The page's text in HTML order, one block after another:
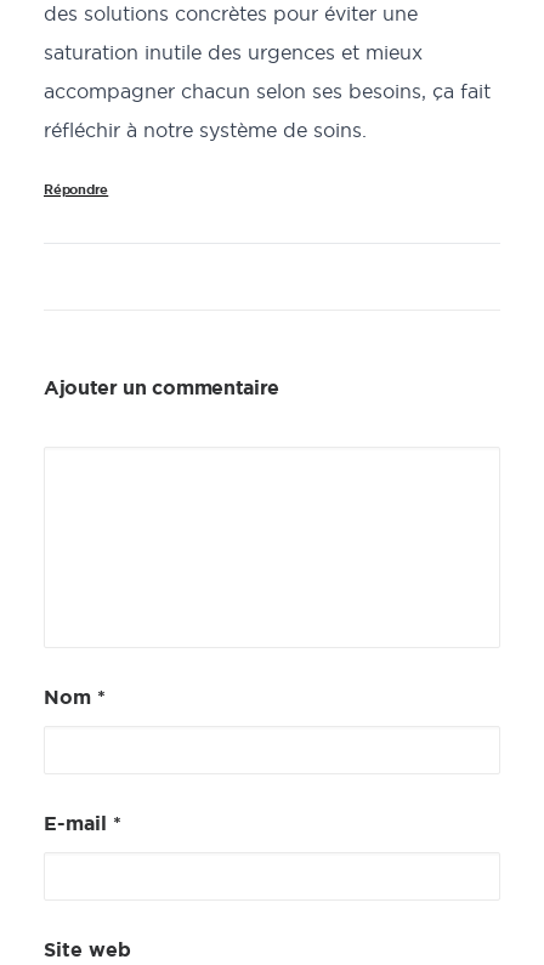
des solutions concrètes pour éviter une
saturation inutile des urgences et mieux
accompagner chacun selon ses besoins, ça fait
réfléchir à notre système de soins.
Répondre
Ajouter un commentaire
Nom *
E-mail *
Site web